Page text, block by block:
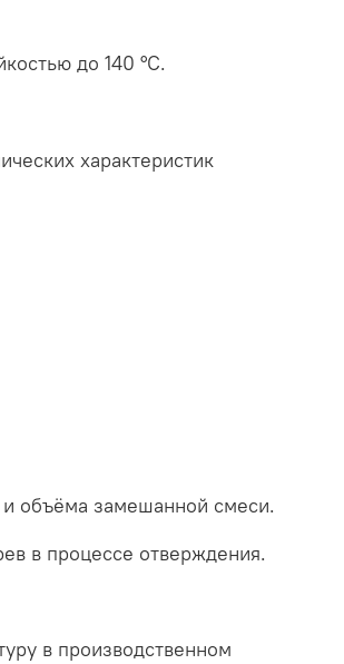
до 140 °C.
характеристик
объёма замешанной смеси.
в процессе отверждения.
в производственном